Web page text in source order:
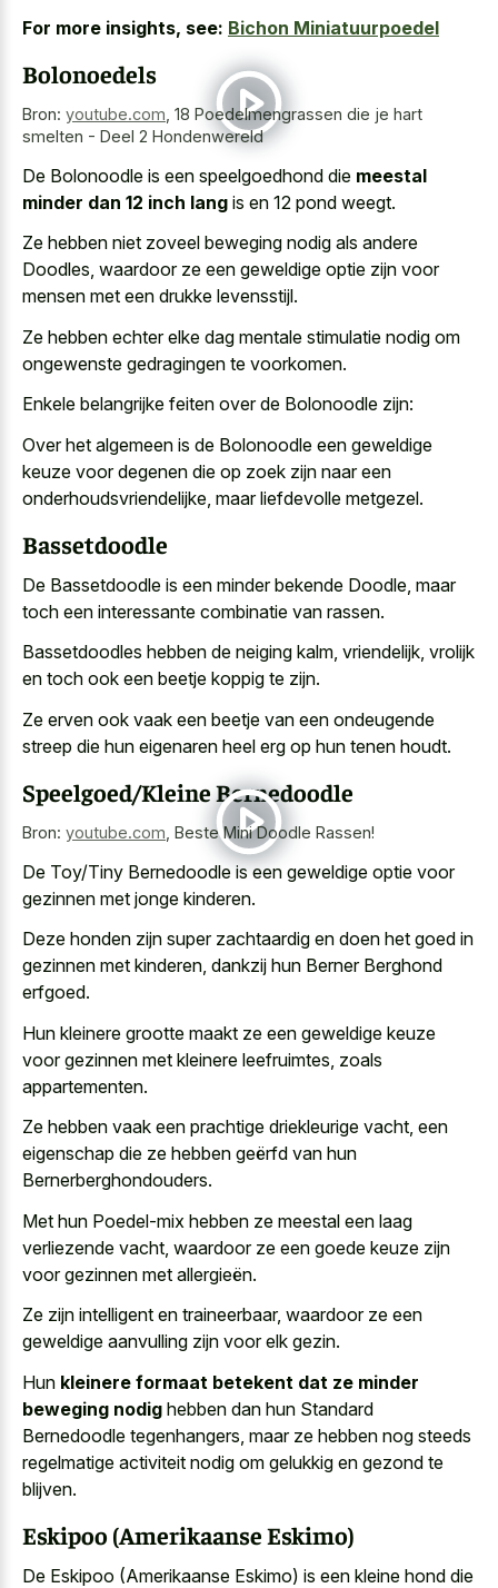
For more insights, see: Bichon Miniatuurpoedel
Bolonoedels
Bron: youtube.com 18 Poedelmengrassen die je hart
smelten - Deel 2 Hondenwereld
De Bolonoodle is een speelgoedhond die meestal
minder dan 12 inch lang is en 12 pond weegt.
Ze hebben niet zoveel beweging nodig als andere
Doodles, waardoor ze een geweldige optie zijn voor
mensen met een drukke levensstijl.
Ze hebben echter elke dag mentale stimulatie nodig om
ongewenste gedragingen te voorkomen.
Enkele belangrijke feiten over de Bolonoodle zijn:
Over het algemeen is de Bolonoodle een geweldige
keuze voor degenen die op zoek zijn naar een
onderhoudsvriendelijke, maar liefdevolle metgezel.
Bassetdoodle
De Bassetdoodle is een minder bekende Doodle, maar
toch een interessante combinatie van rassen.
Bassetdoodles hebben de neiging kalm, vriendelijk, vrolijk
en toch ook een beetje koppig te zijn.
Ze erven ook vaak een beetje van een ondeugende
streep die hun eigenaren heel erg op hun tenen houdt.
Speelgoed/Kleine Bernedoodle
Bron: youtube.com Beste Mini Doodle Rassen!
De Toy/Tiny Bernedoodle is een geweldige optie voor
gezinnen met jonge kinderen.
Deze honden zijn super zachtaardig en doen het goed in
gezinnen met kinderen, dankzij hun Berner Berghond
erfgoed.
Hun kleinere grootte maakt ze een geweldige keuze
voor gezinnen met kleinere leefruimtes, zoals
appartementen.
Ze hebben vaak een prachtige driekleurige vacht, een
eigenschap die ze hebben geërfd van hun
Bernerberghondouders.
Met hun Poedel-mix hebben ze meestal een laag
verliezende vacht, waardoor ze een goede keuze zijn
voor gezinnen met allergieën.
Ze zijn intelligent en traineerbaar, waardoor ze een
geweldige aanvulling zijn voor elk gezin.
Hun kleinere formaat betekent dat ze minder
beweging nodig hebben dan hun Standard
Bernedoodle tegenhangers, maar ze hebben nog steeds
regelmatige activiteit nodig om gelukkig en gezond te
blijven.
Eskipoo (Amerikaanse Eskimo)
De Eskipoo (Amerikaanse Eskimo) is een kleine hond die